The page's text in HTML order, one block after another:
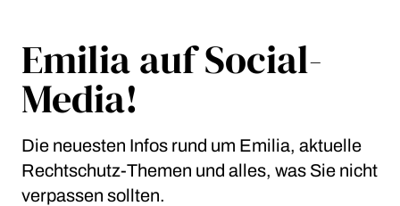
Emilia auf Social-
Media!
Die neuesten Infos rund um Emilia, aktuelle
Rechtschutz-Themen und alles, was Sie nicht
verpassen sollten.